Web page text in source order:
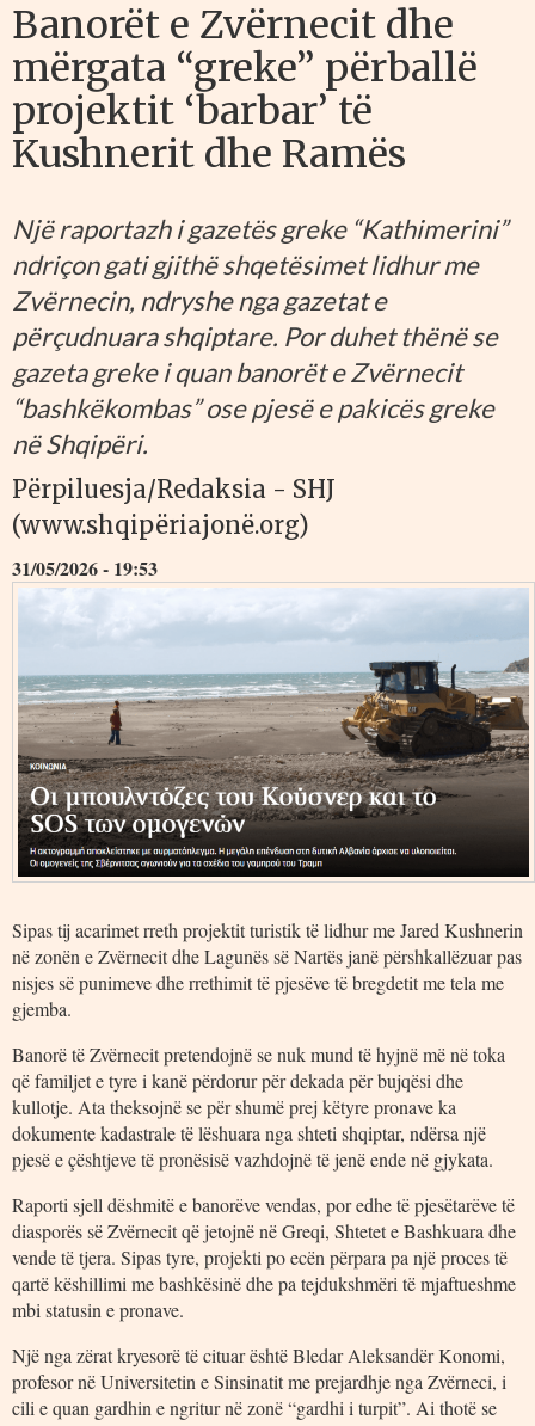
Banorët e Zvërnecit dhe
mërgata “greke” përballë
projektit ‘barbar’ të
Kushnerit dhe Ramës
Një raportazh i gazetës greke “Kathimerini”
ndriçon gati gjithë shqetësimet lidhur me
Zvërnecin, ndryshe nga gazetat e
përçudnuara shqiptare. Por duhet thënë se
gazeta greke i quan banorët e Zvërnecit
“bashkëkombas” ose pjesë e pakicës greke
në Shqipëri.
Përpiluesja/Redaksia - SHJ
(www.shqipëriajonë.org)
31/05/2026 - 19:53
Sipas tij acarimet rreth projektit turistik të lidhur me Jared Kushnerin
në zonën e Zvërnecit dhe Lagunës së Nartës janë përshkallëzuar pas
nisjes së punimeve dhe rrethimit të pjesëve të bregdetit me tela me
gjemba.
Banorë të Zvërnecit pretendojnë se nuk mund të hyjnë më në toka
që familjet e tyre i kanë përdorur për dekada për bujqësi dhe
kullotje. Ata theksojnë se për shumë prej këtyre pronave ka
dokumente kadastrale të lëshuara nga shteti shqiptar, ndërsa një
pjesë e çështjeve të pronësisë vazhdojnë të jenë ende në gjykata.
Raporti sjell dëshmitë e banorëve vendas, por edhe të pjesëtarëve të
diasporës së Zvërnecit që jetojnë në Greqi, Shtetet e Bashkuara dhe
vende të tjera. Sipas tyre, projekti po ecën përpara pa një proces të
qartë këshillimi me bashkësinë dhe pa tejdukshmëri të mjaftueshme
mbi statusin e pronave.
Një nga zërat kryesorë të cituar është Bledar Aleksandër Konomi,
profesor në Universitetin e Sinsinatit me prejardhje nga Zvërneci, i
cili e quan gardhin e ngritur në zonë “gardhi i turpit”. Ai thotë se